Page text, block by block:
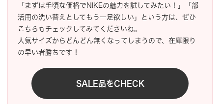
「まずは手頃な価格でNIKEの魅力を試してみたい！」「部
活用の洗い替えとしてもう一足欲しい」という方は、ぜひ
こちらもチェックしてみてくださいね。
人気サイズからどんどん無くなってしまうので、在庫限り
の早い者勝ちです！
SALE品をCHECK